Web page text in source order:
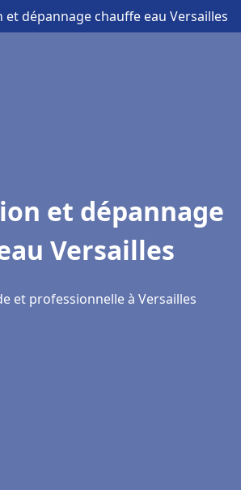
et dépannage chauffe eau Versailles
et dépannage
Versailles
et professionnelle à Versailles